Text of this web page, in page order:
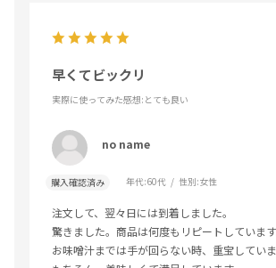
早くてビックリ
実際に使ってみた感想:とても良い
no name
購入確認済み 年代:60代 性別:女性
注文して、翌々日には到着しました。
驚きました。商品は何度もリピートしています
お味噌汁までは手が回らない時、重宝していま